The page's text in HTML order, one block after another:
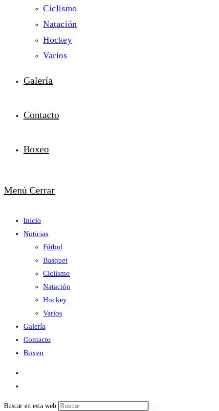
Ciclismo
Natación
Hockey
Varios
Galería
Contacto
Boxeo
Menú Cerrar
Inicio
Noticias
Fútbol
Basquet
Ciclismo
Natación
Hockey
Varios
Galería
Contacto
Boxeo
Buscar en esta web